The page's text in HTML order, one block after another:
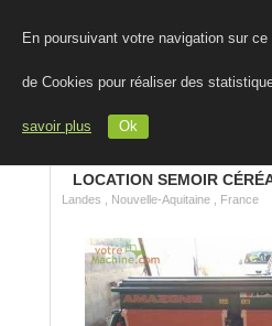
En poursuivant votre navigation sur
de Cookies pour réaliser des
savoir plus Ok
LOCATION SEMOIR
Landes , Nouvelle-Aquitaine , France